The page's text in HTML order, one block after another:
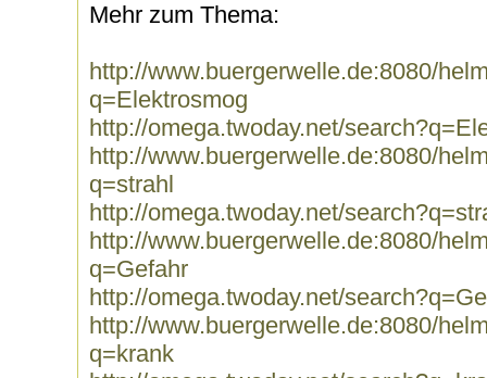
Mehr zum Thema:
http://www.buergerwelle.de:8080/
q=Elektrosmog
http://omega.twoday.net/
http://www.buergerwelle.de:8080/
q=strahl
http://omega.twoday.net/
http://www.buergerwelle.de:8080/
q=Gefahr
http://omega.twoday.net/
http://www.buergerwelle.de:8080/
q=krank